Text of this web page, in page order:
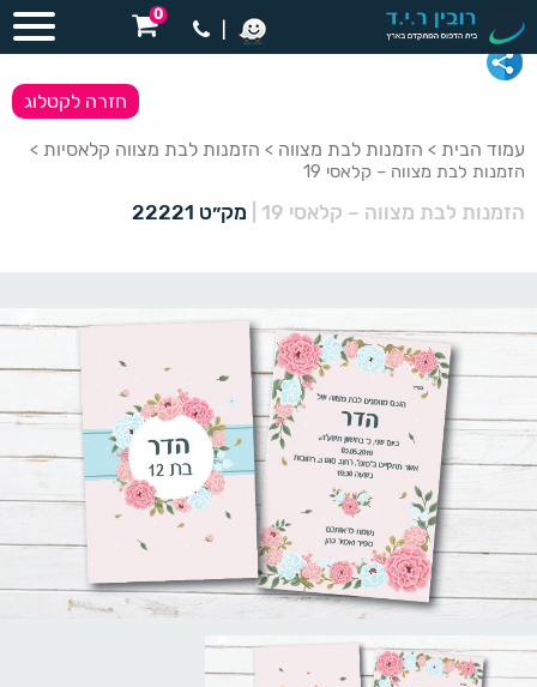
0
עמוד הבית > הזמנות לבת מצווה > הזמנות לבת מצווה קלאסיות >
הזמנות לבת מצווה – קלאסי 19
הזמנות לבת מצווה – קלאסי 19 מק״ט 22221
חזרה לקטלוג